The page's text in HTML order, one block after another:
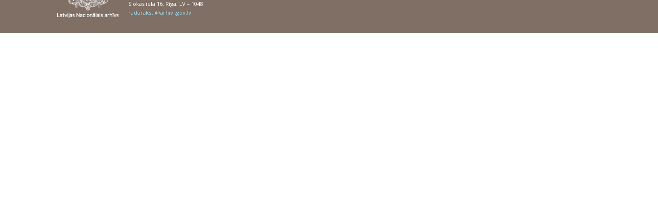
Slokas iela 16, Rīga, LV – 1048
raduraksti@arhivi.gov.lv